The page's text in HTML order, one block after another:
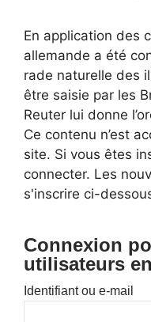
En application des
allemande a été
rade naturelle des
être saisie par les
Reuter lui donne
Ce contenu n’est
site. Si vous êtes
connecter. Les
s'inscrire ci-
Connexion
utilisateurs
Identifiant ou e-mail